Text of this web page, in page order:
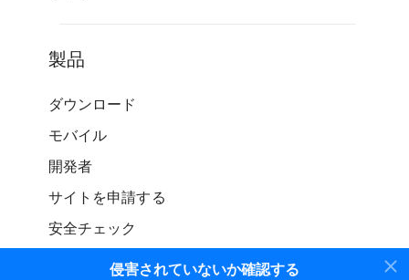
侵害されていないか確認する
製品
ダウンロード
モバイル
開発者
サイトを申請する
安全チェック